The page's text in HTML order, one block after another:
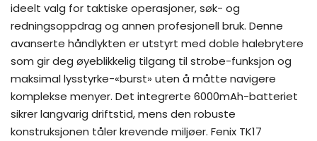
ideelt valg for taktiske operasjoner, søk- og
redningsoppdrag og annen profesjonell bruk. Denne
avanserte håndlykten er utstyrt med doble halebrytere
som gir deg øyeblikkelig tilgang til strobe-funksjon og
maksimal lysstyrke-«burst» uten å måtte navigere
komplekse menyer. Det integrerte 6000mAh-batteriet
sikrer langvarig driftstid, mens den robuste
konstruksjonen tåler krevende miljøer. Fenix TK17